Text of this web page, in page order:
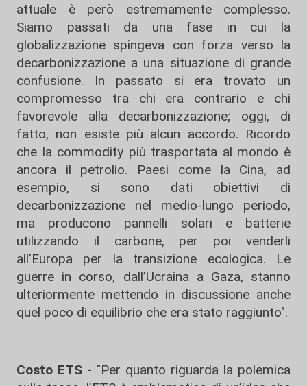
attuale è però estremamente complesso.
Siamo passati da una fase in cui la
globalizzazione spingeva con forza verso la
decarbonizzazione a una situazione di grande
confusione. In passato si era trovato un
compromesso tra chi era contrario e chi
favorevole alla decarbonizzazione; oggi, di
fatto, non esiste più alcun accordo. Ricordo
che la commodity più trasportata al mondo è
ancora il petrolio. Paesi come la Cina, ad
esempio, si sono dati obiettivi di
decarbonizzazione nel medio-lungo periodo,
ma producono pannelli solari e batterie
utilizzando il carbone, per poi venderli
all’Europa per la transizione ecologica. Le
guerre in corso, dall’Ucraina a Gaza, stanno
ulteriormente mettendo in discussione anche
quel poco di equilibrio che era stato raggiunto".
Costo ETS - "Per quanto riguarda la polemica